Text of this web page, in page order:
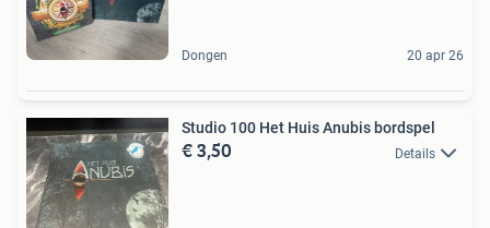
Dongen 20 apr 26
Studio 100 Het Huis Anubis bordspel
€ 3,50 Details